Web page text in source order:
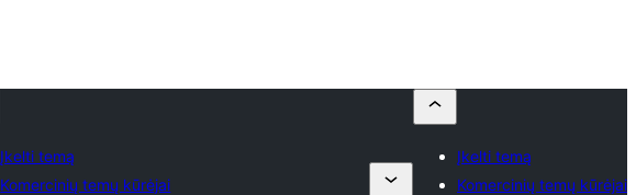
Įkelti temą
Komercinių temų kūrėjai
Įkelti temą
Komercinių temų kūrėjai